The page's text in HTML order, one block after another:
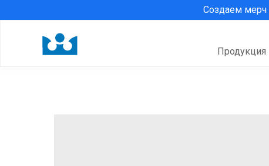
Продукция
Создаем мерч